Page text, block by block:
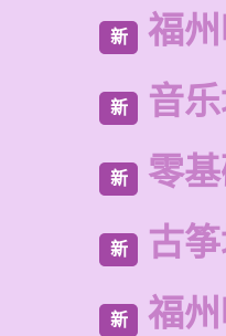
新 福
新 音
新 零
新 古
新 福